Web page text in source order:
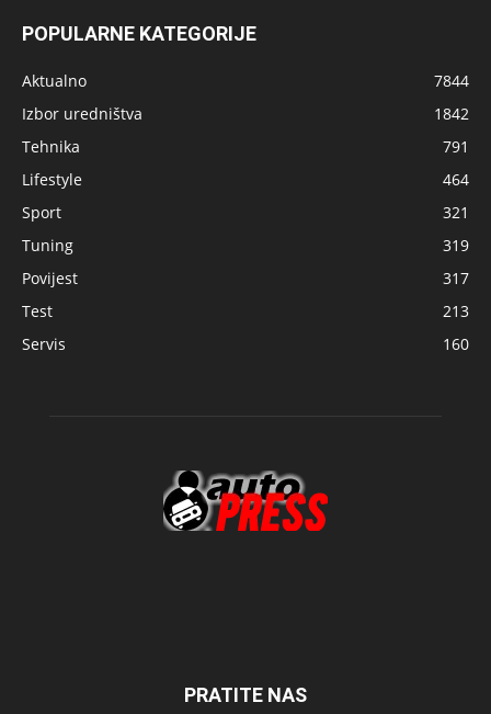
POPULARNE KATEGORIJE
Aktualno
7844
Izbor uredništva
1842
Tehnika
791
Lifestyle
464
Sport
321
Tuning
319
Povijest
317
Test
213
Servis
160
PRATITE NAS